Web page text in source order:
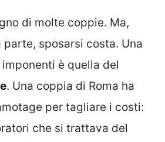
di molte coppie. Ma,
sposarsi costa. Una
è quella del
. Una coppia di Roma ha
per tagliare i costi:
che si trattava del